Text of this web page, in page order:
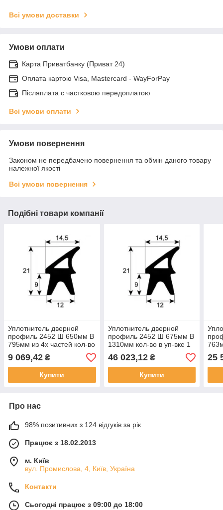
Всі умови доставки
Умови оплати
Карта Приватбанку (Приват 24)
Оплата картою Visa, Mastercard - WayForPay
Післяплата с частковою передоплатою
Всі умови оплати
Умови повернення
Законом не передбачено повернення та обмін даного товару
належної якості
Всі умови повернення
Подібні товари компанії
Уплотнитель дверной
профиль 2452 Ш 650мм В
795мм из 4х частей кол-во
в уп-вке 1 посадочный
размер для Lainox
9 069,42 ₴
Купити
Уплотнитель дверной
профиль 2452 Ш 675мм В
1310мм кол-во в уп-вке 1
посадочный размер для
Lainox
46 023,12₴
Купити
вке
25
Про нас
98% позитивних з 124 відгуків за рік
Працює з 18.02.2013
м. Київ
вул. Промислова, 4, Київ, Україна
Контакти
Сьогодні працює з 09:00 до 18:00